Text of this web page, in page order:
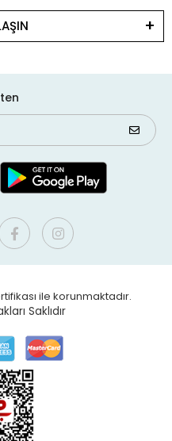
ile korunmaktadır.
Saklıdır